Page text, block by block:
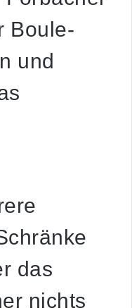
Boule-
und
das
nichts